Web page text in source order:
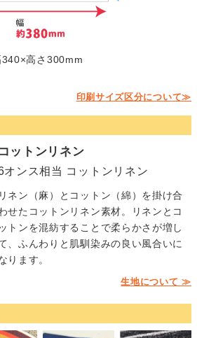
340×高さ300mm
印刷サイズ区分について≫
コットンリネン
オンス相当 コットンリネン
リネン（麻）とコットン（綿）を掛け合
せたコットンリネン素材。リネンとコ
ットンを混紡することで柔らかさが増し
、ふんわりと肌馴染みの良い風合いに
ります。
生地について ≫